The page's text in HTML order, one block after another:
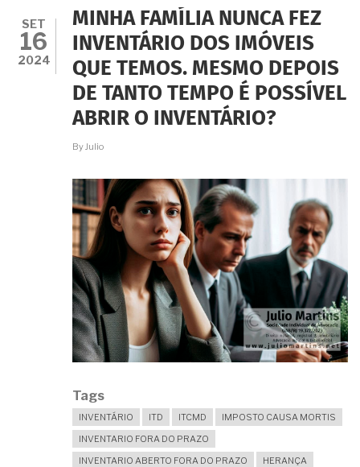
REVERSÃO
E
O
DONATÁRIO
FALECEU.
PRECISO
PAGAR
NOVO
ITCMD
REVERSÃO?
SET
16
2024
MINHA FAMÍLIA NUNCA FEZ
INVENTÁRIO DOS IMÓVEIS
QUE TEMOS. MESMO DEPOIS
DE TANTO TEMPO É POSSÍVEL
ABRIR O INVENTÁRIO?
ByJulio
Tags
INVENTÁRIO ITD ITCMD
IMPOSTO CAUSA MORTIS
INVENTARIO FORA DO PRAZO
INVENTARIO ABERTO FORA DO PRAZO
HERANÇA